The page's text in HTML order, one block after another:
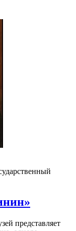
представляет